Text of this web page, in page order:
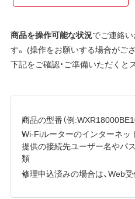
商品を操作可能な状況でご連絡
す。 (操作をお願いする場合がご
下記をご確認・ご準備いただくと
商品の型番（例
Wi-Fiルーターのインターネッ
提供の接続先ユーザー名やパ
類
修理申込済みの場合は、Web受